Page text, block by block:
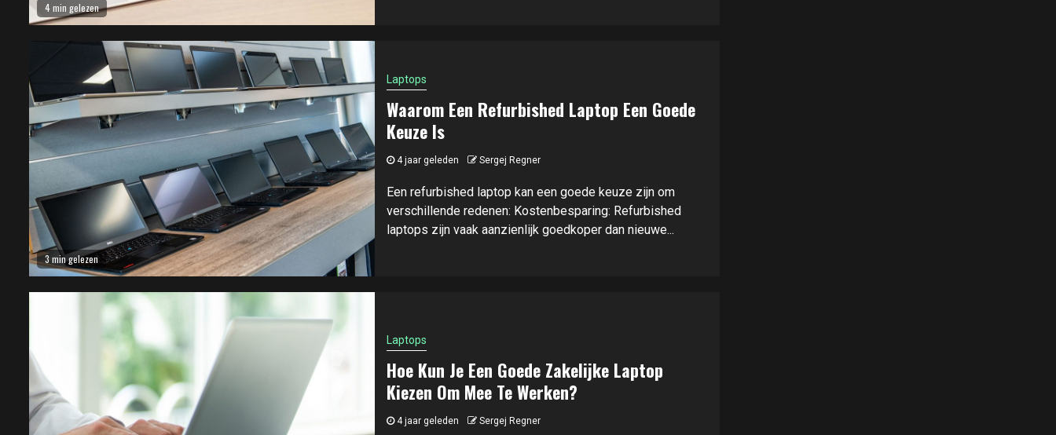
4 min gelezen
3 min gelezen
Laptops
Waarom Een Refurbished Laptop Een Goede
Keuze Is
4 jaar geleden Sergej Regner
Een refurbished laptop kan een goede keuze zijn om
verschillende redenen: Kostenbesparing: Refurbished
laptops zijn vaak aanzienlijk goedkoper dan nieuwe...
Laptops
Hoe Kun Je Een Goede Zakelijke Laptop
Kiezen Om Mee Te Werken?
4 jaar geleden Sergej Regner